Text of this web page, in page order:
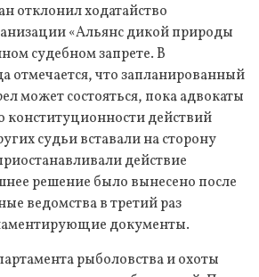
отклонил ходатайство
«Альянс дикой природы
судебном запрете. В
отмечается, что запланированный
может состояться, пока адвокаты
конституционности действий
судьи вставали на сторону
действие
решение было вынесено после
ведомства в третий раз
документы.
рыболовства и охоты